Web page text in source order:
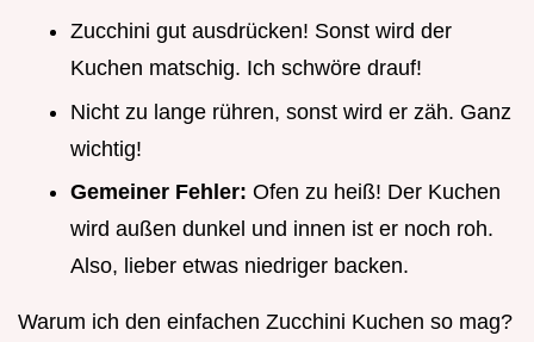
Zucchini gut ausdrücken! Sonst wird der
Kuchen matschig. Ich schwöre drauf!
Nicht zu lange rühren, sonst wird er zäh. Ganz
wichtig!
Gemeiner Fehler: Ofen zu heiß! Der Kuchen
wird außen dunkel und innen ist er noch roh.
Also, lieber etwas niedriger backen.
Warum ich den einfachen Zucchini Kuchen so mag?